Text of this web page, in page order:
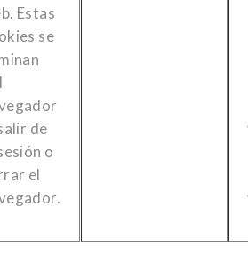
Estas
se
de
o
el